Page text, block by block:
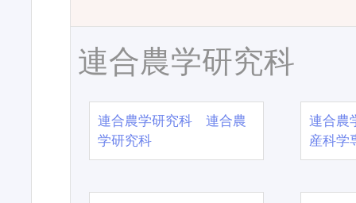
連合農学研究科
連合農学研究科 連合農
学研究科
連合農
産科学